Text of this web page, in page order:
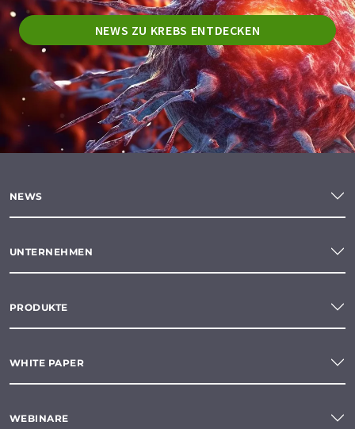
NEWS ZU KREBS ENTDECKEN
NEWS
UNTERNEHMEN
PRODUKTE
WHITE PAPER
WEBINARE